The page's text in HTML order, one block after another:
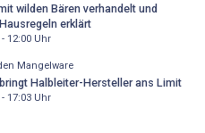
wilden Bären verhandelt und
erklärt
12:00Uhr
Mangelware
Halbleiter-Hersteller ans Limit
17:03Uhr